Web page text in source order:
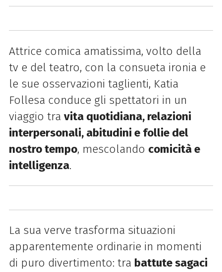
Attrice comica amatissima, volto della
tv e del teatro, con la consueta ironia e
le sue osservazioni taglienti, Katia
Follesa conduce gli spettatori in un
viaggio tra vita quotidiana, relazioni
interpersonali, abitudini e follie del
nostro tempo, mescolando comicità e
intelligenza.
La sua verve trasforma situazioni
apparentemente ordinarie in momenti
di puro divertimento: tra battute sagaci